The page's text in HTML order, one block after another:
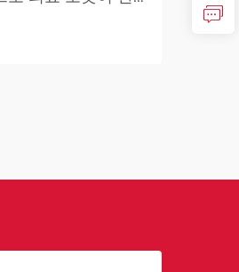
겪고 있습니다.
변
더